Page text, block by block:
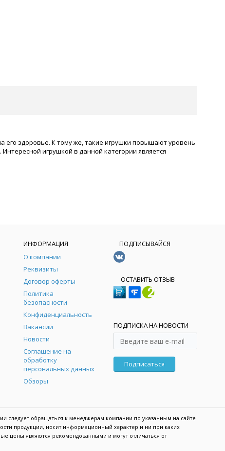
его здоровье. К тому же, такие игрушки повышают уровень
игрушкой в данной категории является
ИНФОРМАЦИЯ
О компании
Реквизиты
Договор оферты
Политика
безопасности
Конфиденциальность
Вакансии
Новости
Соглашение на
обработку
персональных данных
Обзоры
ПОДПИСЫВАЙСЯ
ОСТАВИТЬ ОТЗЫВ
ПОДПИСКА НА НОВОСТИ
Подписаться
следует обращаться к менеджерам компании по указанным на сайте
продукции, носит информационный характер и ни при каких
цены являются рекомендованными и могут отличаться от